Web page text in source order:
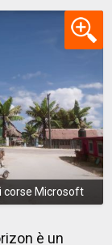
corse Microsoft
è un